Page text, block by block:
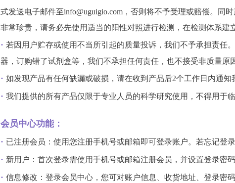
式发送电子邮件至info@uguigio.com，否则将不予受理或赔偿。同
非常珍贵，请务必先使用适当的阳性对照进行检测，在检测体系建
·若因用户贮存或使用不当所引起的质量投诉，我们不予承担责任
器，订购错了试剂盒等，我们不承担任何责任，也不接受非质量原
·如发现产品有任何缺漏或破损，请在收到产品后2个工作日内通知
·我们提供的所有产品仅限于专业人员的科学研究使用，不得用于
会员中心功能：
· 已注册会员：使用您注册手机号或邮箱即可登录账户。若忘记登
· 新用户：首次登录需使用手机号或邮箱注册会员，并设置登录密码
·信息修改：登录会员中心，您可对账户信息、收货地址、登录密